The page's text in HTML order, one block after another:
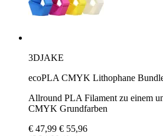
3DJAKE
ecoPLA CMYK Lithophane
Allround PLA Filament zu einem
CMYK Grundfarben
€ 47,99 € 55,96